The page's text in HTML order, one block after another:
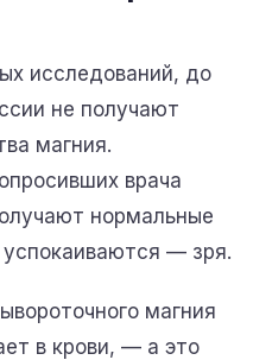
исследований, до
не получают
магния.
врача
нормальные
— зря.
магния
в крови, — а это